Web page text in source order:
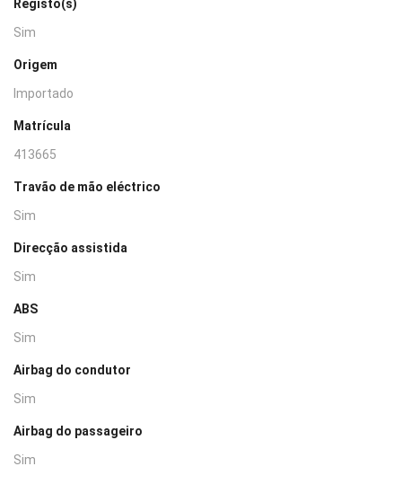
Registo(s)
Sim
Origem
Importado
Matrícula
413665
Travão de mão eléctrico
Sim
Direcção assistida
Sim
ABS
Sim
Airbag do condutor
Sim
Airbag do passageiro
Sim